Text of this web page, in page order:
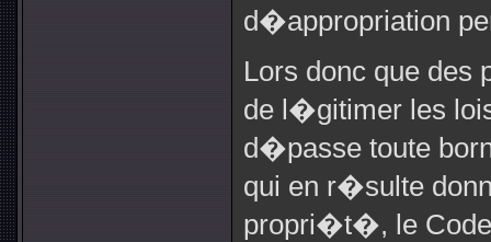
d�appropriation
Lors donc que des
de l�gitimer les
d�passe toute
qui en r�sulte
propri�t�, le Code